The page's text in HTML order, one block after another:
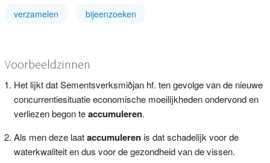
verzamelen bijeenzoeken
Voorbeeldzinnen
Het lijkt dat Sementsverksmiðjan hf. ten gevolge van de nieuwe
concurrentiesituatie economische moeilijkheden ondervond en
verliezen begon teaccumuleren.
Als men deze laataccumulerenis dat schadelijk voor de
waterkwaliteit en dus voor de gezondheid van de vissen.